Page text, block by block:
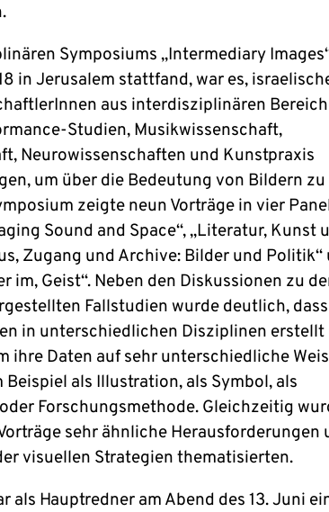
Symposiums „Intermediary
in Jerusalem stattfand, war es,
aus interdisziplinären
Studien, Musikwissenschaft,
Neurowissenschaften und Kunstpraxis
um über die Bedeutung von Bildern zu
zeigte neun Vorträge in vier
Sound and Space“, „Literatur, Kunst
Zugang und Archive: Bilder und Politik“
im, Geist“. Neben den Diskussionen zu
Fallstudien wurde deutlich,
in unterschiedlichen Disziplinen erstellt
ihre Daten auf sehr unterschiedliche
als Illustration, als Symbol, als
Forschungsmethode. Gleichzeitig
sehr ähnliche Herausforderungen
visuellen Strategien thematisierten.
als Hauptredner am Abend des 13. Juni